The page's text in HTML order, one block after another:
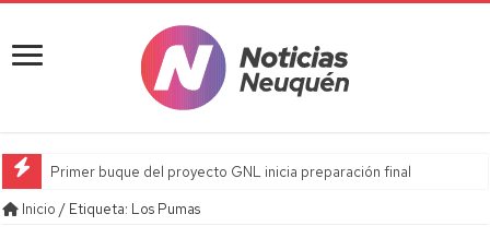
Primer buque del proyecto GNL inicia preparación final
Inicio / Etiqueta: Los Pumas